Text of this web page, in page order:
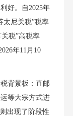
好。自2025年
太尼关税”税率
税”高税率
年11月10
背景板：直邮
等大宗方式进
出现了阶段性